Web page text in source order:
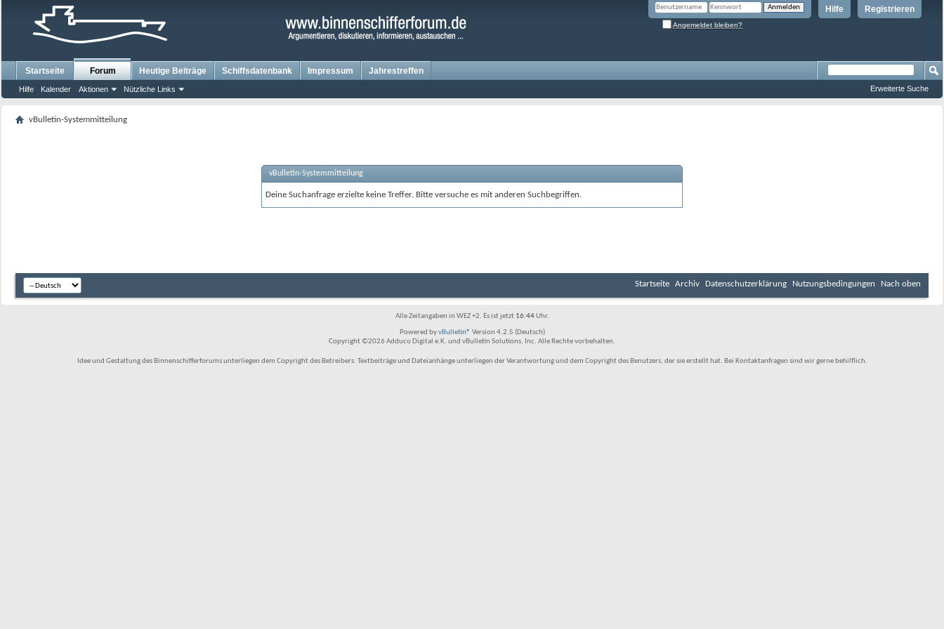
Registrieren
Hilfe
Angemeldet bleiben?
Startseite Forum
Hilfe Kalender Aktionen Nützliche Links
Heutige Beiträge Schiffsdatenbank Impressum Jahrestreffen
Erweiterte Suche
vBulletin-Systemmitteilung
vBulletin-Systemmitteilung
Deine Suchanfrage erzielte keine Treffer. Bitte versuche es mit anderen Suchbegriffen.
Startseite Archiv Datenschutzerklärung Nutzungsbedingungen Nach oben
Alle Zeitangaben in WEZ +2. Es ist jetzt 16:44Uhr.
Powered byvBulletin® Version 4.2.5 (Deutsch)
Copyright ©2026 Adduco Digital e.K. und vBulletin Solutions, Inc. Alle Rechte vorbehalten.
Idee und Gestaltung des Binnenschifferforums unterliegen dem Copyright des Betreibers. Textbeiträge und Dateianhänge unterliegen der Verantwortung und dem Copyright des Benutzers, der sie erstellt hat. Bei Kontaktanfragen sind wir gerne behilflich.